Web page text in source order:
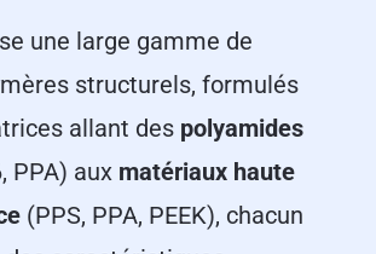
une large gamme de
structurels, formulés
allant des polyamides
PPA) aux matériaux haute
(PPS, PPA, PEEK), chacun